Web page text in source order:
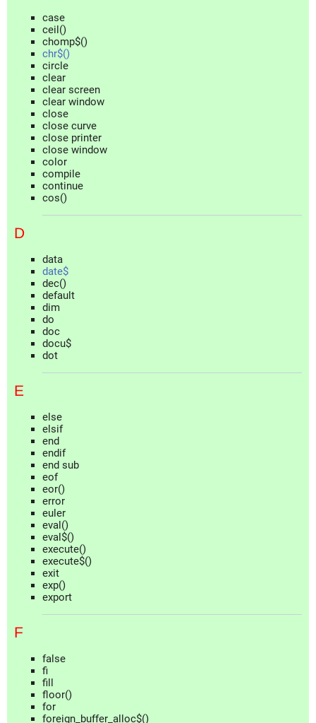
case
ceil()
chomp$()
chr$()
circle
clear
clear screen
clear window
close
close curve
close printer
close window
color
compile
continue
cos()
D
data
date$
dec()
default
dim
do
doc
docu$
dot
E
else
elsif
end
endif
end sub
eof
eor()
error
euler
eval()
eval$()
execute()
execute$()
exit
exp()
export
F
false
fi
fill
floor()
for
foreign_buffer_alloc$()